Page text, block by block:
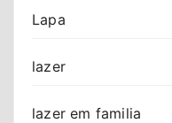
Lapa
lazer
lazer em familia